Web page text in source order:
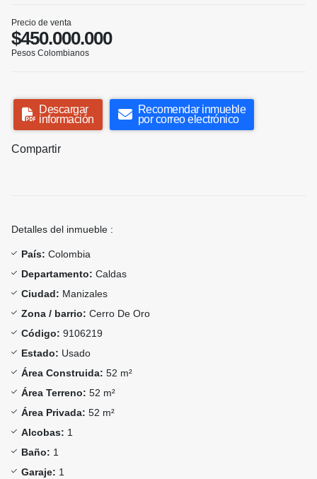
Precio de venta
$450.000.000
Pesos Colombianos
Descargar
información
Recomendar inmueble
por correo electrónico
Compartir
Detalles del inmueble :
País: Colombia
Departamento: Caldas
Ciudad: Manizales
Zona / barrio: Cerro De Oro
Código: 9106219
Estado: Usado
Área Construida: 52 m²
Área Terreno: 52 m²
Área Privada: 52 m²
Alcobas: 1
Baño: 1
Garaje: 1